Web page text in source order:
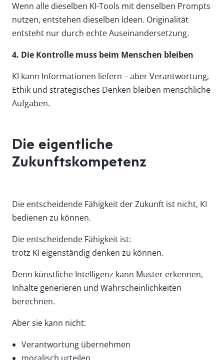
Wenn alle dieselben KI-Tools mit denselben Prompts
nutzen, entstehen dieselben Ideen. Originalität
entsteht nur durch echte Auseinandersetzung.
4. Die Kontrolle muss beim Menschen bleiben
KI kann Informationen liefern – aber Verantwortung,
Ethik und strategisches Denken bleiben menschliche
Aufgaben.
Die eigentliche
Zukunftskompetenz
Die entscheidende Fähigkeit der Zukunft ist nicht, KI
bedienen zu können.
Die entscheidende Fähigkeit ist:
trotz KI eigenständig denken zu können.
Denn künstliche Intelligenz kann Muster erkennen,
Inhalte generieren und Wahrscheinlichkeiten
berechnen.
Aber sie kann nicht:
Verantwortung übernehmen